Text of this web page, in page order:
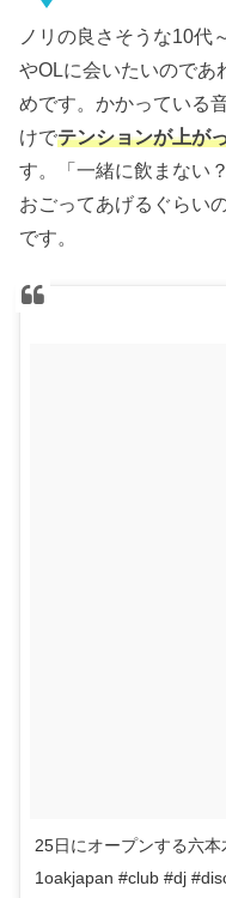
ノリの良さそうな10代
やOLに会いたいのであ
めです。かかっている
けでテンションが上が
す。「一緒に飲まない
おごってあげるぐらい
です。
25日にオープンする六
1oakjapan #club #dj